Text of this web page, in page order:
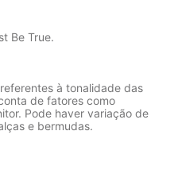
Be True.
à tonalidade das
de fatores como
Pode haver variação de
e bermudas.